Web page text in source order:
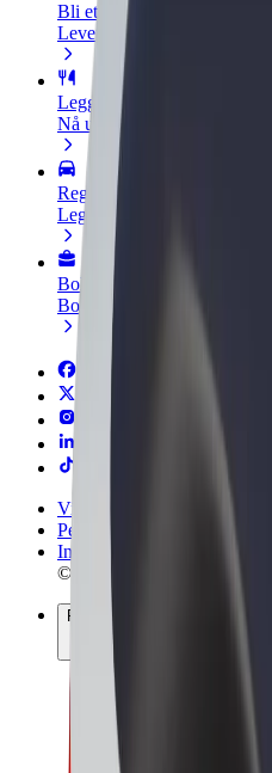
Bli et leveringsbud
Lever mat og få betalt
Legg til en restaurant eller
Nå ut til flere kunder og øk
Registrer deg som flåteeier
Legg til flåten din i Bolt og
Bolt for Business
Bolt-produkter og tjenester
Vilkår og betingelser
Personvern
Informasjonskapsler
© 2026 Bolt Technology OÜ
Produkter
Turer
Sparkesykler
Bolt Market